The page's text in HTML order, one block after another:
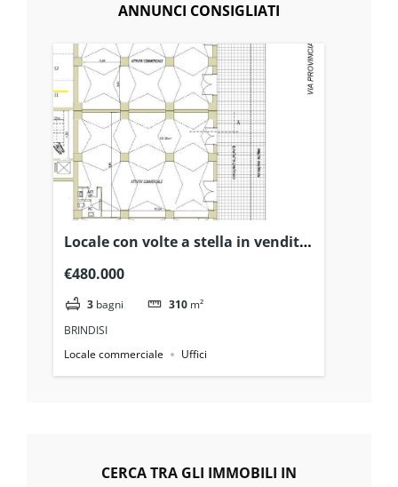
ANNUNCI CONSIGLIATI
Locale con volte a stella in vendita
€480.000
3 bagni 310 m²
BRINDISI
Locale commerciale
Uffici
CERCA TRA GLI IMMOBILI IN